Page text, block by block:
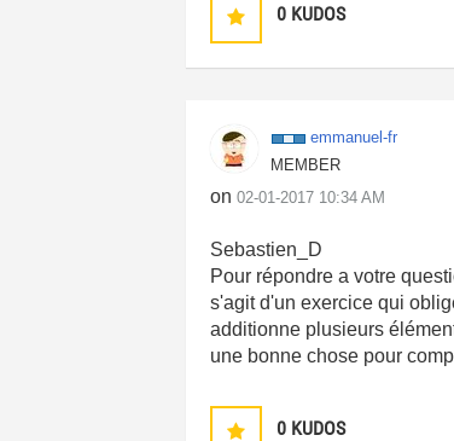
0 KUDOS
emmanuel-fr
MEMBER
on ‎02-01-2017 10:34 AM
Sebastien_D
Pour répondre a votre
s'agit d'un exercice qui
additionne plusieurs
une bonne chose pour
0 KUDOS